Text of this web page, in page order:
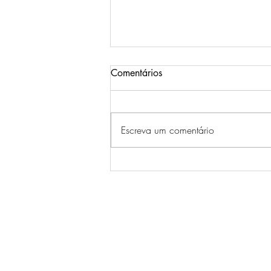
Comentários
Escreva um comentário